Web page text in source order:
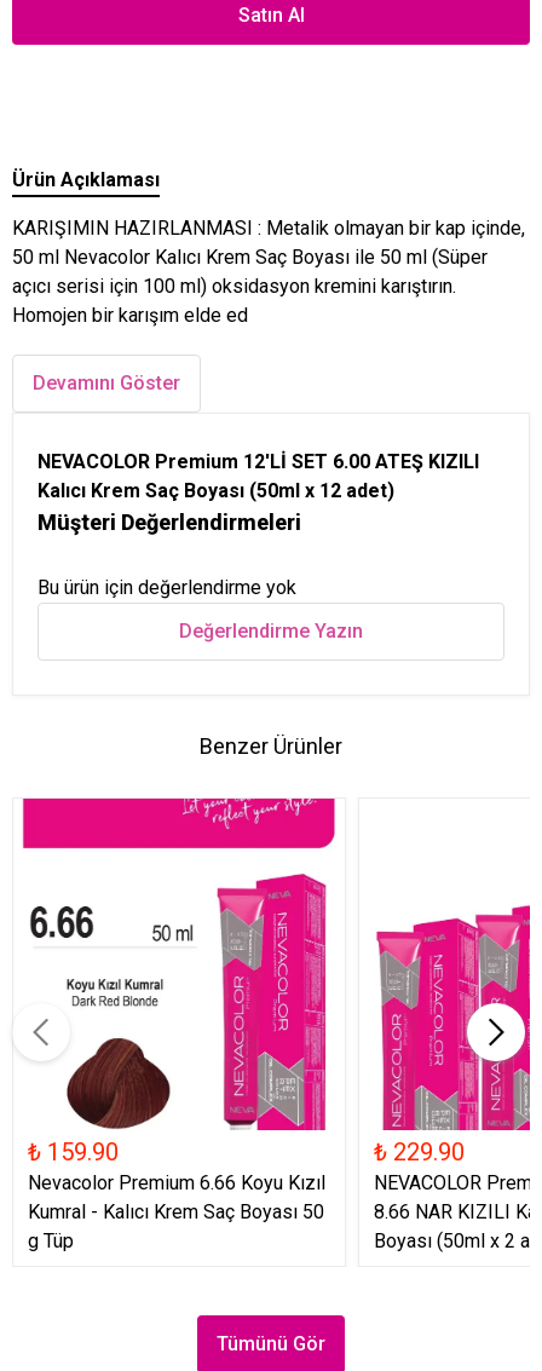
Satın Al
Ürün Açıklaması
KARIŞIMIN HAZIRLANMASI : Metalik olmayan bir kap içinde,
50 ml Nevacolor Kalıcı Krem Saç Boyası ile 50 ml (Süper
açıcı serisi için 100 ml) oksidasyon kremini karıştırın.
Homojen bir karışım elde ed
Devamını Göster
NEVACOLOR Premium 12'Lİ SET 6.00 ATEŞ KIZILI
Kalıcı Krem Saç Boyası (50ml x 12 adet)
Müşteri Değerlendirmeleri
Bu ürün için değerlendirme yok
Değerlendirme Yazın
Benzer Ürünler
₺ 159.90
Nevacolor Premium 6.66 Koyu Kızıl
Kumral - Kalıcı Krem Saç Boyası 50
g Tüp
₺ 229.90
NEVACOLOR
8.66 NAR KIZILI
Boyası (50ml x 2
Tümünü Gör